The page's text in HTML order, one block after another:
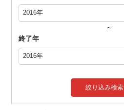
～
終了年
絞り込み検索